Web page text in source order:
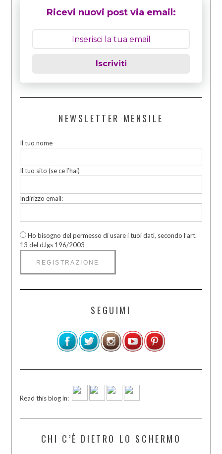
Ricevi nuovi post via email:
Iscriviti
NEWSLETTER MENSILE
Il tuo nome
Il tuo sito (se ce l’hai)
Indirizzo email:
Ho bisogno del permesso di usare i tuoi dati, secondo l’art.
13 del d.lgs 196/2003
SEGUIMI
Read this blog in:
CHI C’È DIETRO LO SCHERMO